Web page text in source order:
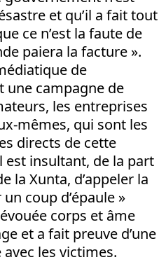
et qu’il a fait tout
ce n’est la faute de
paiera la facture ».
de
une campagne de
les entreprises
mêmes, qui sont les
directs de cette
insultant, de la part
la Xunta, d’appeler la
coup d’épaule »
corps et âme
et a fait preuve d’une
les victimes.